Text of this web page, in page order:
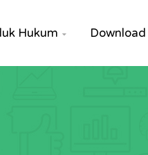
Hukum  Download